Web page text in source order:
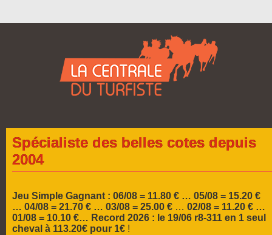
Jeu Simple Gagnant : 06/08 = 11.80 € … 05/08 = 15.20 €
… 04/08 = 21.70 € … 03/08 = 25.00 € … 02/08 = 11.20 € …
01/08 = 10.10 €… Record 2026 : le 19/06 r8-311 en 1 seul
cheval à 113.20€ pour 1€ !